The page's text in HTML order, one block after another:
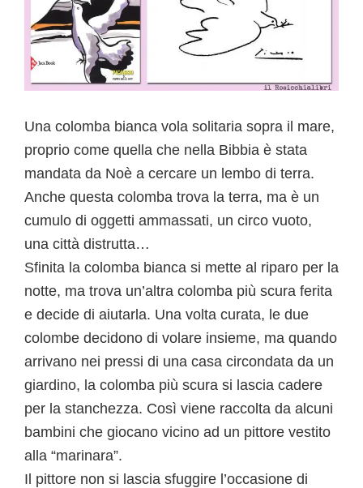
Una colomba bianca vola solitaria sopra il mare,
proprio come quella che nella Bibbia è stata
mandata da Noè a cercare un lembo di terra.
Anche questa colomba trova la terra, ma è un
cumulo di oggetti ammassati, un circo vuoto,
una città distrutta…
Sfinita la colomba bianca si mette al riparo per la
notte, ma trova un’altra colomba più scura ferita
e decide di aiutarla. Una volta curata, le due
colombe decidono di volare insieme, ma quando
arrivano nei pressi di una casa circondata da un
giardino, la colomba più scura si lascia cadere
per la stanchezza. Così viene raccolta da alcuni
bambini che giocano vicino ad un pittore vestito
alla “marinara”.
Il pittore non si lascia sfuggire l’occasione di